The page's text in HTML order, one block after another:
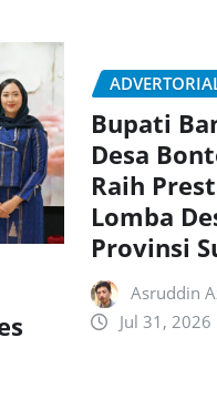
Bupati
Desa
Raih
Lomba
Provinsi
Asruddin
Jul 31, 2026